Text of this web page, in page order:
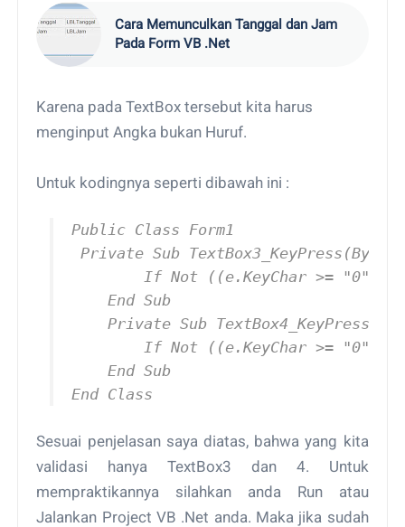
Cara Memunculkan Tanggal dan Jam
Pada Form VB .Net
Karena pada TextBox tersebut kita harus
menginput Angka bukan Huruf.
Untuk kodingnya seperti dibawah ini :
Public Class Form1
Private Sub
If Not ((e.KeyChar >= "0"
    End Sub
Private Sub
If Not ((e.KeyChar >= "0"
    End Sub
End Class
Sesuai penjelasan saya diatas, bahwa yang kita
validasi hanya TextBox3 dan 4. Untuk
mempraktikannya silahkan anda Run atau
Jalankan Project VB .Net anda. Maka jika sudah